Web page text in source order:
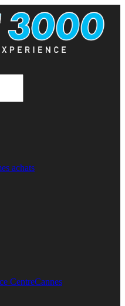
achats
CentreCannes